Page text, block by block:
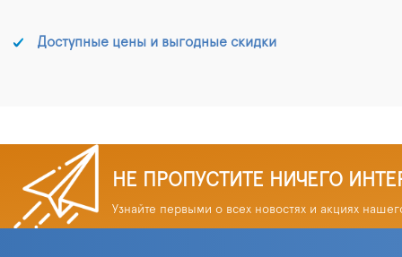
Доступные цены и выгодные скидки
НЕ ПРОПУСТИТЕ НИЧЕГО
Узнайте первыми о всех новостях и акциях